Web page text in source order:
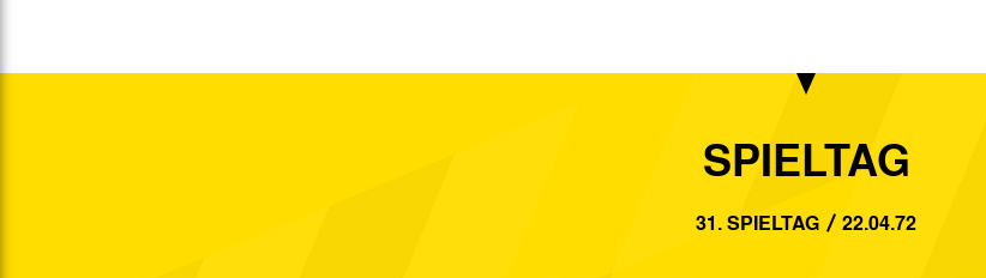
Di. 14.09.1971
VfR Forst 4:4
SPIELTAG
31. SPIELTAG 22.04.72